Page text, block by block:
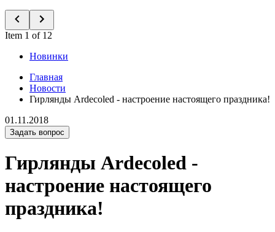
Item 1 of 12
Новинки
Главная
Новости
Гирлянды Ardecoled - настроение настоящего праздника!
01.11.2018
Задать вопрос
Гирлянды Ardecoled -
настроение настоящего
праздника!